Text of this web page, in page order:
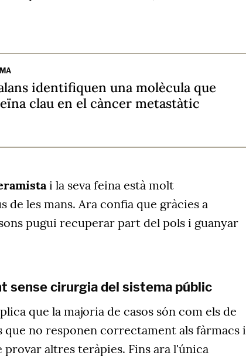
identifiquen una molècula que
clau en el càncer metastàtic
i la seva feina està molt
de les mans. Ara confia que gràcies a
pugui recuperar part del pols i guanyar
sense cirurgia del sistema públic
que la majoria de casos són com els de
no responen correctament als fàrmacs i
provar altres teràpies. Fins ara l'única